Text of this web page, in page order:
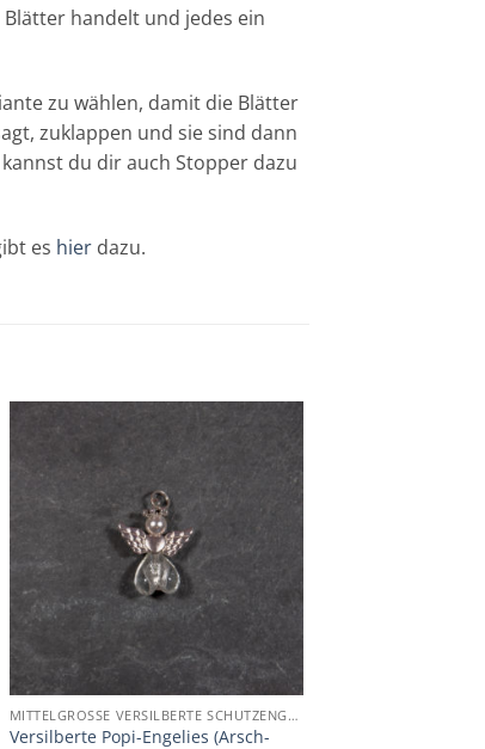
handelt und jedes ein
zu wählen, damit die Blätter
zuklappen und sie sind dann
du dir auch Stopper dazu
es hier dazu.
MITTELGROSSE VERSILBERTE SCHUTZENGELIES
Versilberte Popi-Engelies (Arsch-